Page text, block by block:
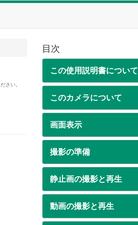
さい。
目次
この使用説明書について
このカメラについて
画面表示
撮影の準備
静止画の撮影と再生
動画の撮影と再生